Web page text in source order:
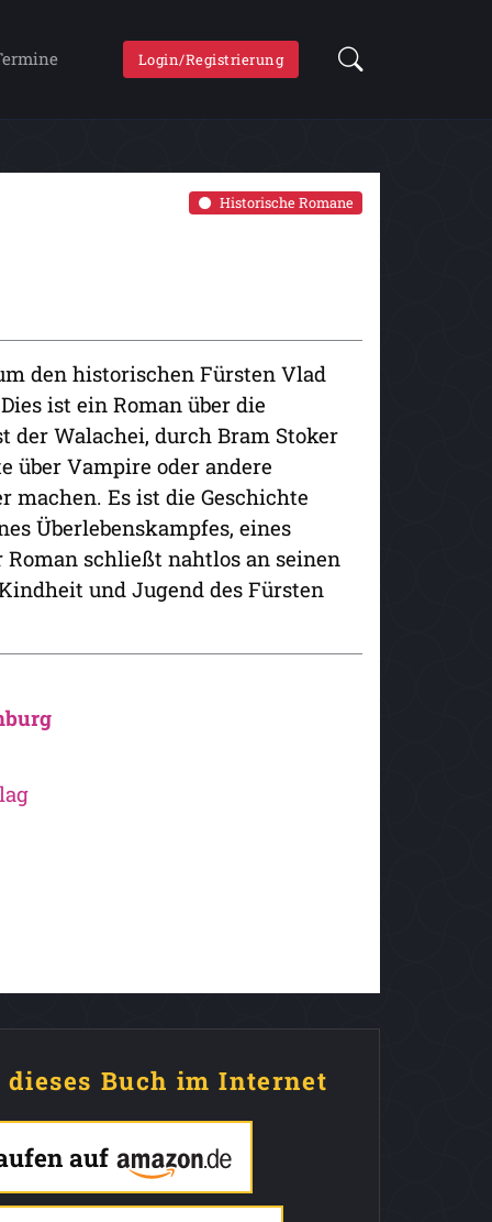
Login/Registrierung
Historische Romane
den historischen Fürsten Vlad
ist ein Roman über die
der Walachei, durch Bram Stoker
über Vampire oder andere
machen. Es ist die Geschichte
Überlebenskampfes, eines
schließt nahtlos an seinen
und Jugend des Fürsten
dieses Buch im Internet
auf